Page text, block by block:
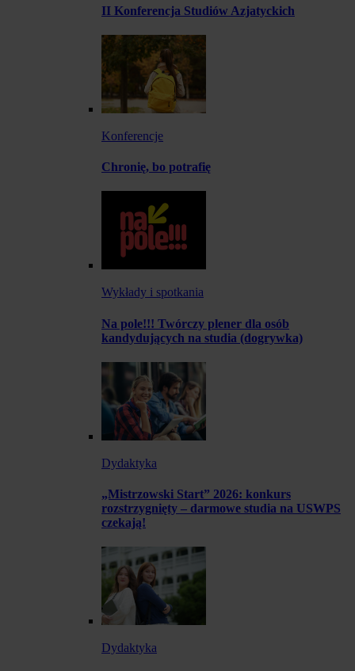
II Konferencja Studiów Azjatyckich
Konferencje
Chronię, bo potrafię
Wykłady i spotkania
Na pole!!! Twórczy plener dla osób
kandydujących na studia (dogrywka)
Dydaktyka
„Mistrzowski Start” 2026: konkurs
rozstrzygnięty – darmowe studia na USWPS
czekają!
Dydaktyka